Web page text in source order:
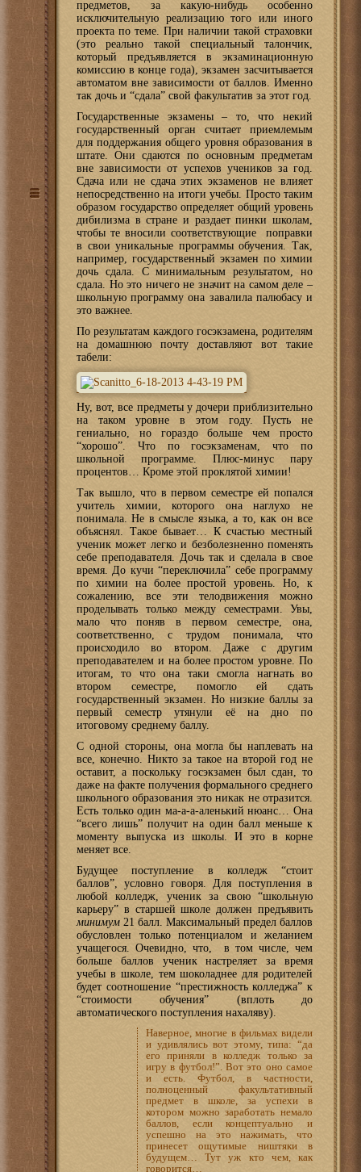
предметов, за какую-нибудь особенно
исключительную реализацию того или иного
проекта по теме. При наличии такой страховки
(это реально такой специальный талончик,
который предъявляется в экзаминационную
комиссию в конце года), экзамен засчитывается
автоматом вне зависимости от баллов. Именно
так дочь и “сдала” свой факультатив за этот год.
Государственные экзамены – то, что некий
государственный орган считает приемлемым
для поддержания общего уровня образования в
штате. Они сдаются по основным предметам
вне зависимости от успехов учеников за год.
Сдача или не сдача этих экзаменов не влияет
непосредственно на итоги учебы. Просто таким
образом государство определяет общий уровень
дибилизма в стране и раздает пинки школам,
чтобы те вносили соответствующие поправки
в свои уникальные программы обучения. Так,
например, государственный экзамен по химии
дочь сдала. С минимальным результатом, но
сдала. Но это ничего не значит на самом деле –
школьную программу она завалила палюбасу и
это важнее.
По результатам каждого госэкзамена, родителям
на домашнюю почту доставляют вот такие
табели:
Ну, вот, все предметы у дочери приблизительно
на таком уровне в этом году. Пусть не
гениально, но гораздо больше чем просто
“хорошо”. Что по госэкзаменам, что по
школьной программе. Плюс-минус пару
процентов… Кроме этой проклятой химии!
Так вышло, что в первом семестре ей попался
учитель химии, которого она наглухо не
понимала. Не в смысле языка, а то, как он все
объяснял. Такое бывает… К счастью местный
ученик может легко и безболезненно поменять
себе преподавателя. Дочь так и сделала в свое
время. До кучи “переключила” себе программу
по химии на более простой уровень. Но, к
сожалению, все эти телодвижения можно
проделывать только между семестрами. Увы,
мало что поняв в первом семестре, она,
соответственно, с трудом понимала, что
происходило во втором. Даже с другим
преподавателем и на более простом уровне. По
итогам, то что она таки смогла нагнать во
втором семестре, помогло ей сдать
государственный экзамен. Но низкие баллы за
первый семестр утянули её на дно по
итоговому среднему баллу.
С одной стороны, она могла бы наплевать на
все, конечно. Никто за такое на второй год не
оставит, а поскольку госэкзамен был сдан, то
даже на факте получения формального среднего
школьного образования это никак не отразится.
Есть только один ма-а-а-аленький нюанс… Она
“всего лишь” получит на один балл меньше к
моменту выпуска из школы. И это в корне
меняет все.
Будущее поступление в колледж “стоит
баллов”, условно говоря. Для поступления в
любой колледж, ученик за свою “школьную
карьеру” в старшей школе должен предъявить
минимум 21 балл. Максимальный предел баллов
обусловлен только потенциалом и желанием
учащегося. Очевидно, что, в том числе, чем
больше баллов ученик настреляет за время
учебы в школе, тем шоколаднее для родителей
будет соотношение “престижность колледжа” к
“стоимости обучения” (вплоть до
автоматического поступления нахаляву).
Наверное, многие в фильмах видели
и удивлялись вот этому, типа: “да
его приняли в колледж только за
игру в футбол!”. Вот это оно самое
и есть. Футбол, в частности,
полноценный факультативный
предмет в школе, за успехи в
котором можно заработать немало
баллов, если концептуально и
успешно на это нажимать, что
принесет ощутимые ништяки в
будущем… Тут уж кто чем, как
говорится…